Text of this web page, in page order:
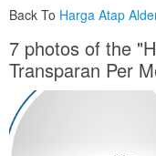
Back To Harga Atap
7 photos of the
Transparan Per